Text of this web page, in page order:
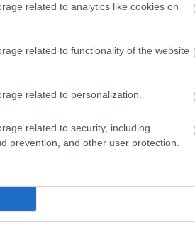
related to analytics like cookies on
related to functionality of the website
related to personalization.
related to security, including
prevention, and other user protection.
Válasz
indult ki és ma sincs másképp. Ha az első